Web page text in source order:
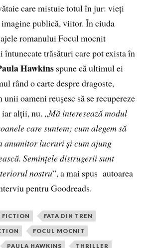
care mistuie totul în jur: vieți
imagine publică, viitor. În ciuda
romanului Focul mocnit
întunecate trăsături care pot exista în
Hawkins spune că ultimul ei
rând o carte despre dragoste,
oameni reușesc să se recupereze
iar alții, nu. „Mă interesează modul
care suntem; cum alegem să
anumitor lucruri și cum ajung
Semințele distrugerii sunt
nostru”, a mai spus autoarea
pentru Goodreads.
FICTION FATA DIN TREN
FOCUL MOCNIT
PAULA HAWKINS THRILLER